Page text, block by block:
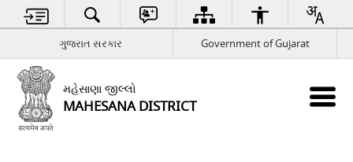
ગુજરાત સરકાર Government of Gujarat
મહેસાણા જીલ્લો
MAHESANA DISTRICT